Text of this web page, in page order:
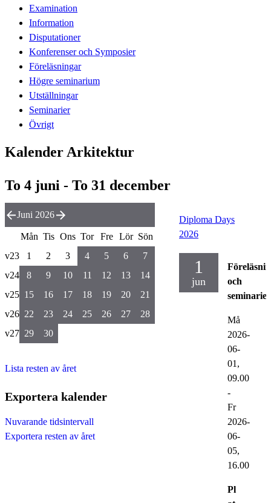
Examination
Information
Disputationer
Konferenser och Symposier
Föreläsningar
Högre seminarium
Utställningar
Seminarier
Övrigt
Kalender Arkitektur
To 4 juni - To 31 december
Diploma Days
2026
1
jun
och
seminarier
Må
2026-
06-
01,
09.00
-
Fr
2026-
06-
05,
16.00
Pl
Juni 2026
Mån Tis Ons Tor Fre Lör Sön
v23
1 2 3 4 5 6
7
v24
8 9 10 11 12 13
14
v25 15 16 17 18 19 20
21
v26 22 23 24 25 26 27
28
v27 29 30
Lista resten av året
Exportera kalender
Nuvarande tidsintervall
Exportera resten av året